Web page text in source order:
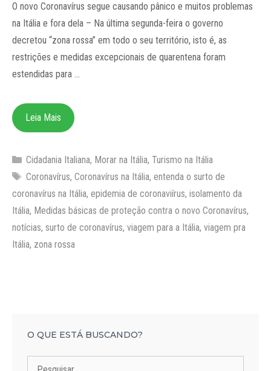
O novo Coronavírus segue causando pânico e muitos problemas
na Itália e fora dela – Na última segunda-feira o governo
decretou “zona rossa” em todo o seu território, isto é, as
restrições e medidas excepcionais de quarentena foram
estendidas para …
Leia Mais
Categorias
Cidadania Italiana, Morar na Itália, Turismo na Itália
Tags
Coronavírus, Coronavírus na Itália, entenda o surto de
coronavírus na Itália, epidemia de coronaviírus, isolamento da
Itália, Medidas básicas de proteção contra o novo Coronavírus,
notícias, surto de coronavírus, viagem para a Itália, viagem pra
Itália, zona rossa
O QUE ESTÁ BUSCANDO?